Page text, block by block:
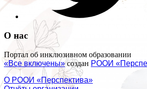
О нас
Портал об инклюзивном образовании
«Все включены»создан РООИ
О РООИ «Перспектива»